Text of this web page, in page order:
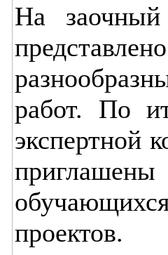
На
работ. По
экспертной
проектов.